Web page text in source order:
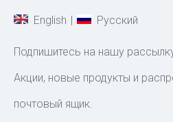
English | Pусский
Подпишитесь на нашу
Акции, новые продукты и
почтовый ящик.